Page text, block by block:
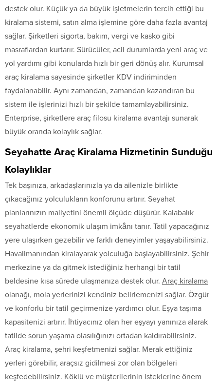
destek olur. Küçük ya da büyük işletmelerin tercih ettiği bu
kiralama sistemi, satın alma işlemine göre daha fazla avantaj
sağlar. Şirketleri sigorta, bakım, vergi ve kasko gibi
masraflardan kurtarır. Sürücüler, acil durumlarda yeni araç ve
yol yardımı gibi konularda hızlı bir geri dönüş alır. Kurumsal
araç kiralama sayesinde şirketler KDV indiriminden
faydalanabilir. Aynı zamandan, zamandan kazandıran bu
sistem ile işlerinizi hızlı bir şekilde tamamlayabilirsiniz.
Enterprise, şirketlere araç filosu kiralama avantajı sunarak
büyük oranda kolaylık sağlar.
Seyahatte Araç Kiralama Hizmetinin Sunduğu
Kolaylıklar
Tek başınıza, arkadaşlarınızla ya da ailenizle birlikte
çıkacağınız yolculukların konforunu artırır. Seyahat
planlarınızın maliyetini önemli ölçüde düşürür. Kalabalık
seyahatlerde ekonomik ulaşım imkânı tanır. Tatil yapacağınız
yere ulaşırken gezebilir ve farklı deneyimler yaşayabilirsiniz.
Havalimanından kiralayarak yolculuğa başlayabilirsiniz. Şehir
merkezine ya da gitmek istediğiniz herhangi bir tatil
beldesine kısa sürede ulaşmanıza destek olur. Araç kiralama
olanağı, mola yerlerinizi kendiniz belirlemenizi sağlar. Özgür
ve konforlu bir tatil geçirmenize yardımcı olur. Eşya taşıma
kapasitenizi artırır. İhtiyacınız olan her eşyayı yanınıza alarak
tatilde sorun yaşama olasılığınızı ortadan kaldırabilirsiniz.
Araç kiralama, şehri keşfetmenizi sağlar. Merak ettiğiniz
yerleri görebilir, araçsız gidilmesi zor olan bölgeleri
keşfedebilirsiniz. Köklü ve müşterilerinin isteklerine önem